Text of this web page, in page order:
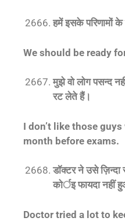
हमें इसके परिणामों के
We should be ready
मुझे वो लोग पसन्द
रट लेते हैं।
I don’t like those
month before exams.
डॉक्टर ने उसे
कोर्इ फायदा नहीं
Doctor tried a lot to